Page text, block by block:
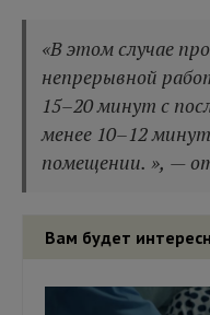
«В этом случае
непрерывной
15–20 минут с
менее 10–12
помещении. », —
Вам будет